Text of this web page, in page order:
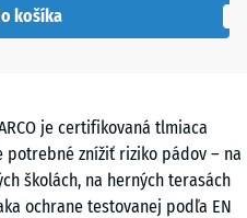
je certifikovaná tlmiaca
potrebné znížiť riziko pádov – na
školách, na herných terasách
ochrane testovanej podľa EN
košíka